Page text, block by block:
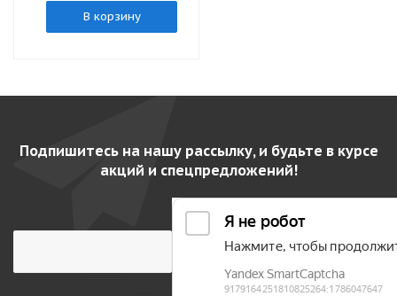
В корзину
Подпишитесь на нашу рассылку, и будьте в курсе
акций и спецпредложений!